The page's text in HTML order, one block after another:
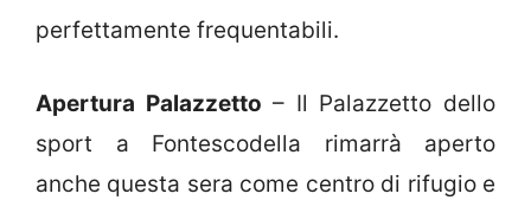
perfettamente frequentabili.
Apertura Palazzetto – Il Palazzetto dello
sport a Fontescodella rimarrà aperto
anche questa sera come centro di rifugio e